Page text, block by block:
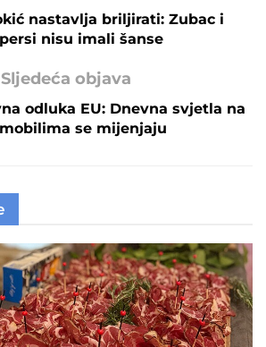
nastavlja briljirati: Zubac i
nisu imali šanse
Sljedeća objava
odluka EU: Dnevna svjetla na
se mijenjaju